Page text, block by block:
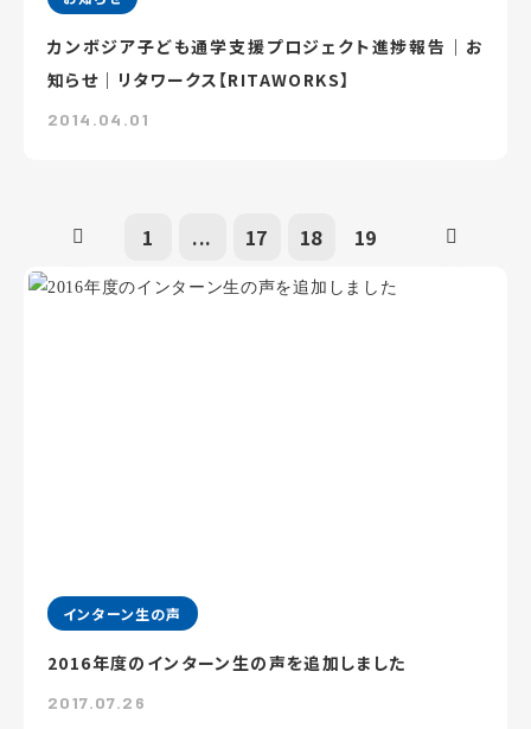
カンボジア子ども通学支援プロジェクト進捗報告｜お
知らせ｜リタワークス【RITAWORKS】
2014.04.01
1 ... 17 18 19
インターン生の声
2016年度のインターン生の声を追加しました
2017.07.26